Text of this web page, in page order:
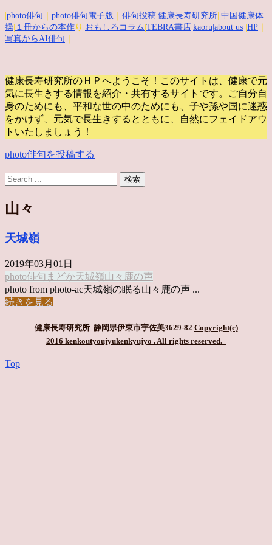
photo俳句 photo俳句電子版 俳句投稿 健康長寿研究所 中国健康体
操 １冊からの本作 り| おもしろコラム TEBRA書店 kaoru |about us HP
写真からAI俳句
健康長寿研究所のＨＰへようこそ！このサイトは、健康で元
気に長生きする情報を紹介・共有するサイトです。
ご自分自
身のためにも、平和な世の中のためにも、子や孫や国に迷惑
をかけず、元気で長生きするとともに、自然にフェイドアウ
トいたしましょう！
photo俳句を投稿する
山々
天城嶺
2019年03月01日
photo俳句 まどか天城嶺山々 鹿の声
photo from photo-ac天城嶺の眠る山々鹿の声 ...
続きを見る
健康長寿研究所 静岡県伊東市宇佐美3629-82 Copyright(c)
2016 kenkoutyoujyukenkyujyo . All rights reserved.
Top